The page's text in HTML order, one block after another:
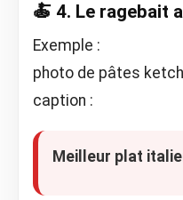
🍝 4. Le ragebait
Exemple :
photo de pâtes
caption :
Meilleur plat